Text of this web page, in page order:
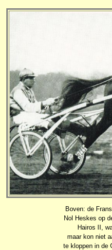
Boven: de
Nol Heskes op
Hairos II,
maar kon niet
te kloppen in de